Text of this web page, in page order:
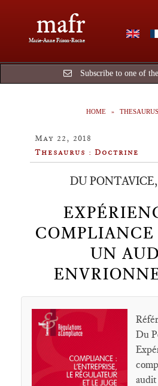
mafr
Marie-Anne Frison-Roche
Subscribe to one of
HOME THESAURUS
May 22, 2018
Thesaurus : Doctrine
DU
UN
Du